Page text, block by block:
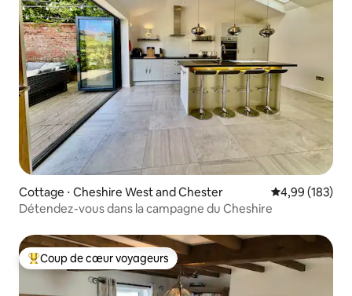
Cottage ⋅ Cheshire West and Chester Évaluation
4,99 (183)
Détendez-vous dans la campagne du Cheshire
Coups de cœur voyageurs les plus appréciés
Coup de cœur voyageurs